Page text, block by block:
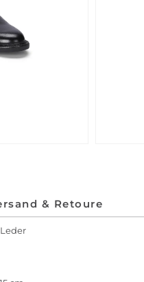
& Retoure